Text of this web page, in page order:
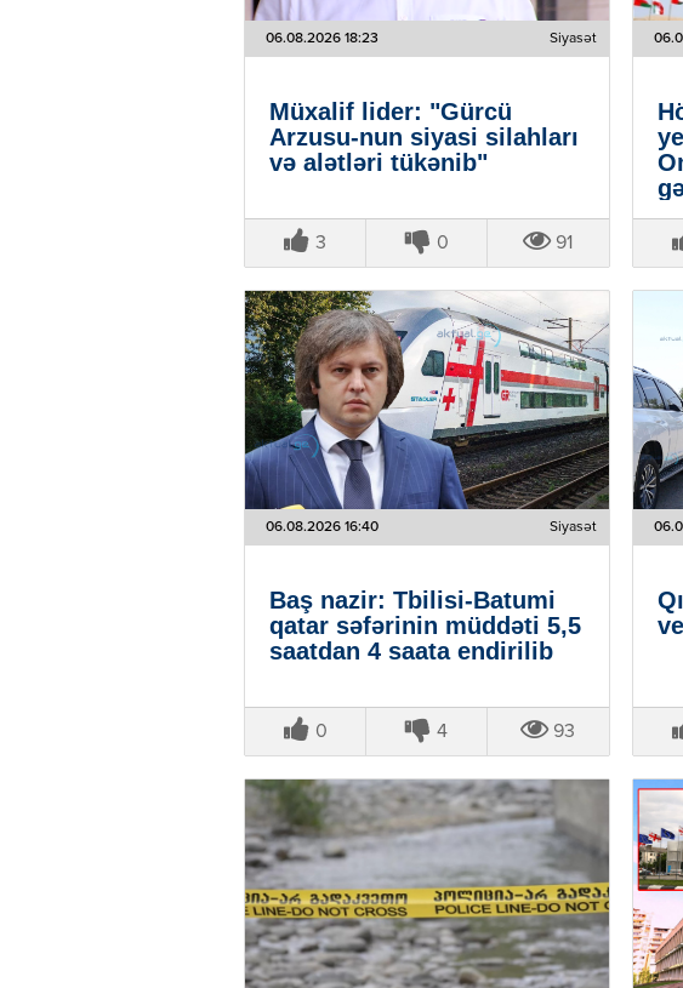
06.08.2026 18:23 Siyasət
Müxalif lider: "Gürcü
Arzusu-nun siyasi silahları
və alətləri tükənib"
3 0 91
06.08.2026 16:40 Siyasət
Baş nazir: Tbilisi-Batumi
qatar səfərinin müddəti 5,5
saatdan 4 saata endirilib
0 4 93